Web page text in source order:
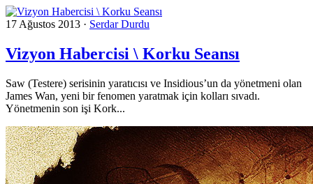
17 Ağustos 2013 · Serdar Durdu
Vizyon Habercisi \ Korku Seansı
Saw (Testere) serisinin yaratıcısı ve Insidious’un da yönetmeni olan
James Wan, yeni bir fenomen yaratmak için kolları sıvadı.
Yönetmenin son işi Kork...